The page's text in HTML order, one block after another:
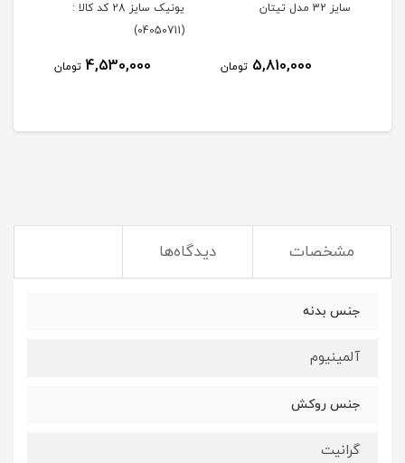
سایز 32 مدل تیتان
5,810,000 تومان
یونیک سایز 28 کد کالا :
(04050711)
4,530,000 تومان
مشخصات دیدگاه‌ها
جنس بدنه
آلمینیوم
جنس روکش
گرانیت